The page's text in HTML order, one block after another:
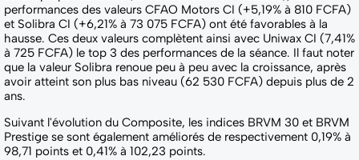
performances des valeurs CFAO Motors CI (+5,19% à 810 FCFA)
et Solibra CI (+6,21% à 73 075 FCFA) ont été favorables à la
hausse. Ces deux valeurs complètent ainsi avec Uniwax CI (7,41%
à 725 FCFA) le top 3 des performances de la séance. Il faut noter
que la valeur Solibra renoue peu à peu avec la croissance, après
avoir atteint son plus bas niveau (62 530 FCFA) depuis plus de 2
ans.
Suivant l'évolution du Composite, les indices BRVM 30 et BRVM
Prestige se sont également améliorés de respectivement 0,19% à
98,71 points et 0,41% à 102,23 points.